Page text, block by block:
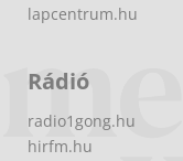
lapcentrum.hu
Rádió
radio1gong.hu
hirfm.hu